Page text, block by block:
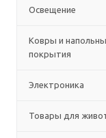
Освещение
Ковры и
покрытия
Электроника
Товары для